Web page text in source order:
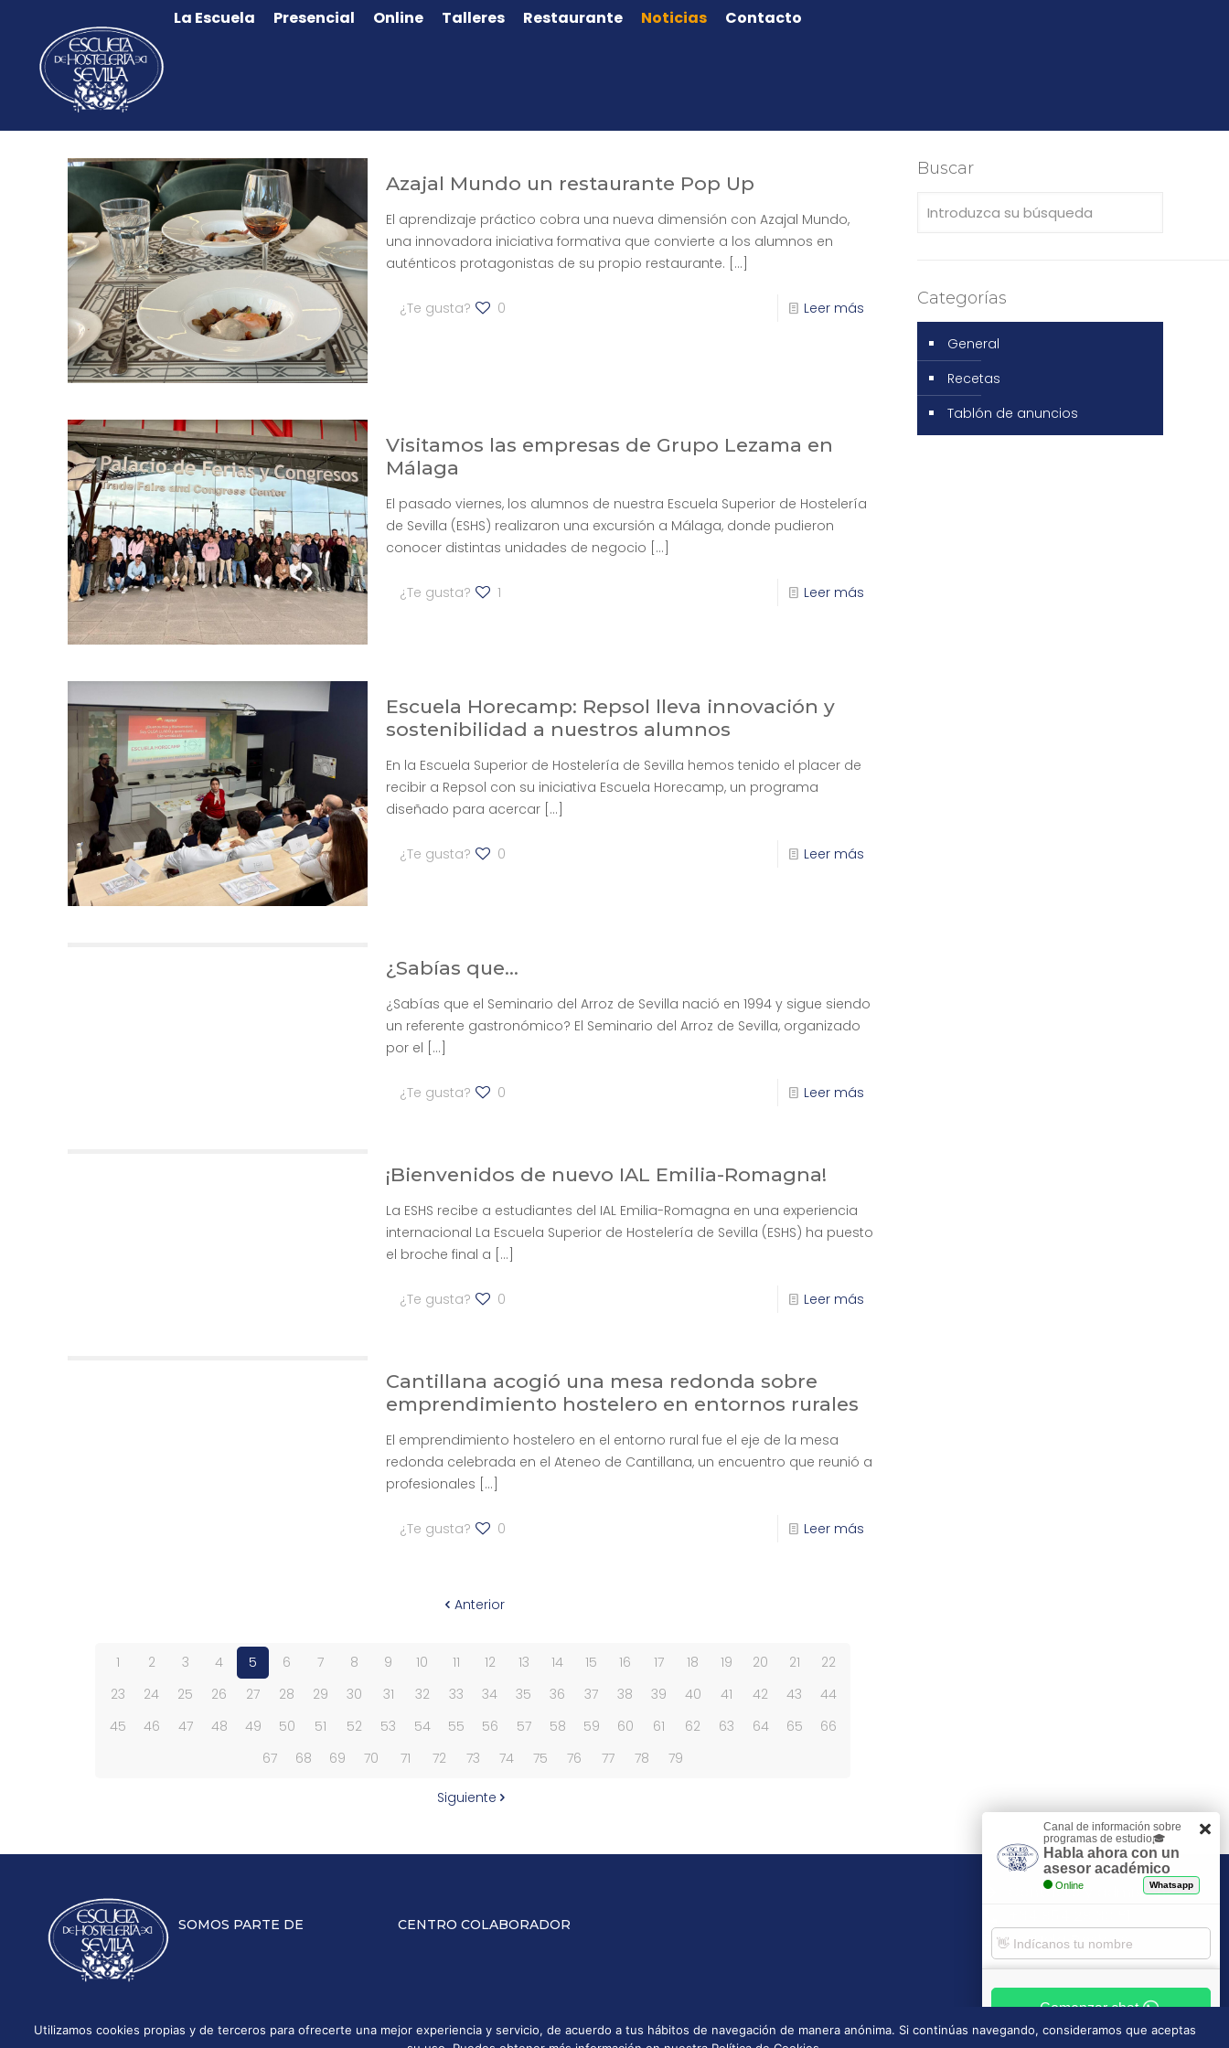
La Escuela Presencial Online Talleres Restaurante Noticias Contacto
Azajal Mundo un restaurante Pop Up
El aprendizaje práctico cobra una nueva dimensión con Azajal Mundo,
una innovadora iniciativa formativa que convierte a los alumnos en
auténticos protagonistas de su propio restaurante. […]
¿Te gusta? 0 Leer más
Visitamos las empresas de Grupo Lezama en
Málaga
El pasado viernes, los alumnos de nuestra Escuela Superior de Hostelería
de Sevilla (ESHS) realizaron una excursión a Málaga, donde pudieron
conocer distintas unidades de negocio […]
¿Te gusta? 1 Leer más
Escuela Horecamp: Repsol lleva innovación y
sostenibilidad a nuestros alumnos
En la Escuela Superior de Hostelería de Sevilla hemos tenido el placer de
recibir a Repsol con su iniciativa Escuela Horecamp, un programa
diseñado para acercar[…]
¿Te gusta? 0 Leer más
¿Sabías que…
¿Sabías que el Seminario del Arroz de Sevilla nació en 1994 y sigue siendo
un referente gastronómico? El Seminario del Arroz de Sevilla, organizado
por el […]
¿Te gusta? 0 Leer más
¡Bienvenidos de nuevo IAL Emilia-Romagna!
La ESHS recibe a estudiantes del IAL Emilia-Romagna en una experiencia
internacional La Escuela Superior de Hostelería de Sevilla (ESHS) ha puesto
el broche final a […]
¿Te gusta? 0 Leer más
Cantillana acogió una mesa redonda sobre
emprendimiento hostelero en entornos rurales
El emprendimiento hostelero en el entorno rural fue el eje de la mesa
redonda celebrada en el Ateneo de Cantillana, un encuentro que reunió a
profesionales […]
¿Te gusta? 0 Leer más
Anterior
1 2 3 4 5 6 7 8 9 10 11 12 13 14 15 16 17 18 19 20 21
22
23
24 25 26 27 28 29 30 31 32 33 34 35 36 37 38 39 40 41 42 43
44
45
46 47 48 49 50 51 52 53 54 55 56 57 58 59 60 61 62 63 64 65
66
67
68 69 70 71 72 73 74 75 76 77 78 79
Siguiente
Buscar
Categorías
General
Recetas
Tablón de anuncios
SOMOS PARTE DE CENTRO COLABORADOR
Contacto y admisiones
escuela@esh.es
Utilizamos cookies propias y de terceros para ofrecerte una mejor experiencia y servicio, de acuerdo a tus hábitos de navegación de manera anónima. Si continúas navegando, consideramos que aceptas
Canal de información sobre
programas de estudio🎓
Habla ahora con un
asesor académico
Online Whatsapp
Comenzar chat